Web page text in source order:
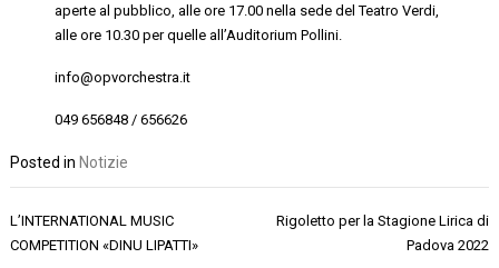
aperte al pubblico, alle ore 17.00 nella sede del Teatro Verdi,
alle ore 10.30 per quelle all’Auditorium Pollini.
info@opvorchestra.it
049 656848 / 656626
Posted in Notizie
Navigazione
articoli
L’INTERNATIONAL MUSIC
COMPETITION «DINU LIPATTI»
Rigoletto per la Stagione Lirica di
Padova 2022